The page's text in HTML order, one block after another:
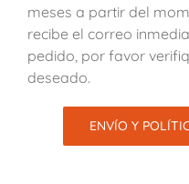
meses a partir del
recibe el correo
pedido, por favor
deseado.
ENVÍO Y